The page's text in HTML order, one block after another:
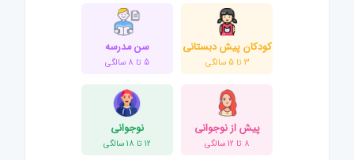
کودکان پیش دبستانی
3 تا 5 سالگی
سن مدرسه
5 تا 8 سالگی
پیش از نوجوانی
8 تا 12 سالگی
نوجوانی
12 تا 18 سالگی